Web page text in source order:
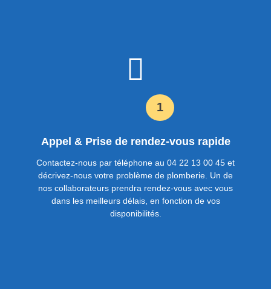
1
Appel & Prise de rendez-vous rapide
Contactez-nous par téléphone au 04 22 13 00 45 et
décrivez-nous votre problème de plomberie. Un de
nos collaborateurs prendra rendez-vous avec vous
dans les meilleurs délais, en fonction de vos
disponibilités.